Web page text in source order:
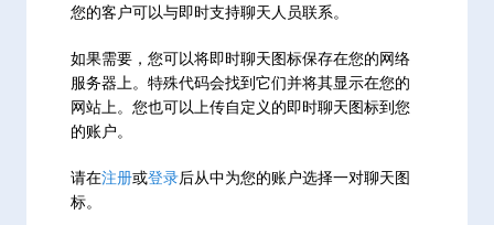
您的客户可以与即时支持聊天人员联系。
如果需要，您可以将即时聊天图标保存在您的网络
服务器上。特殊代码会找到它们并将其显示在您的
网站上。您也可以上传自定义的即时聊天图标到您
的账户。
请在注册或登录后从中为您的账户选择一对聊天图
标。